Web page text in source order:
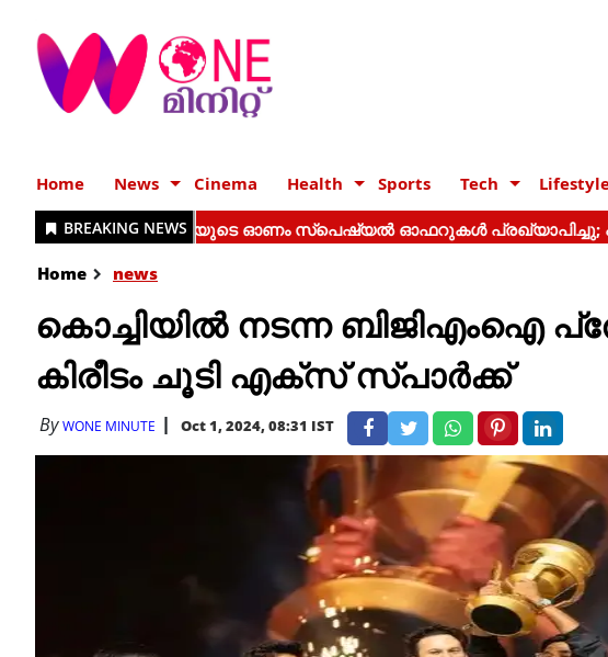
Home News Cinema Health Sports Tech
Home news
കൊച്ചിയിൽ നടന്ന ബിജിഎംഐ
കിരീടം ചൂടി എക്സ് സ്പാർക്ക്
ByWONE MINUTE Oct 1, 2024, 08:31 IST